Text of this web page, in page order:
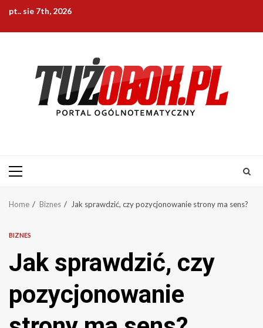
Skip
content
pt.. sie 7th, 2026
Primary
Home Biznes Jak sprawdzić, czy pozycjonowanie strony ma sens?
BIZNES
Jak sprawdzić, czy
pozycjonowanie